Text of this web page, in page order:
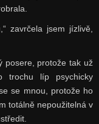
zavrčela jsem jízlivě,
posere, protože tak už
líp psychicky
se mnou, protože ho
totálně nepoužitelná v